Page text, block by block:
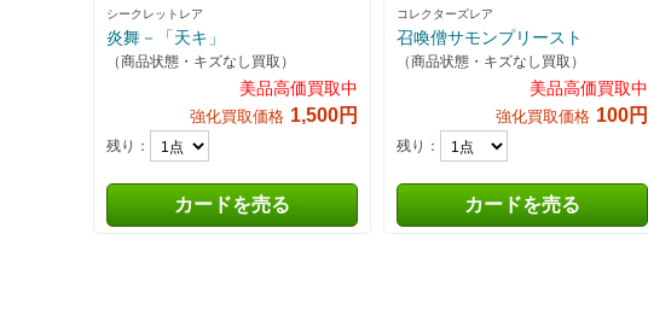
シークレットレア
炎舞－「天キ」
（商品状態・キズなし買取）
美品高価買取中
強化買取価格 1,500円
残り：
カードを売る
コレクターズレア
召喚僧サモンプリースト
（商品状態・キズなし買取）
美品高価買取中
強化買取価格 100円
残り：
カードを売る